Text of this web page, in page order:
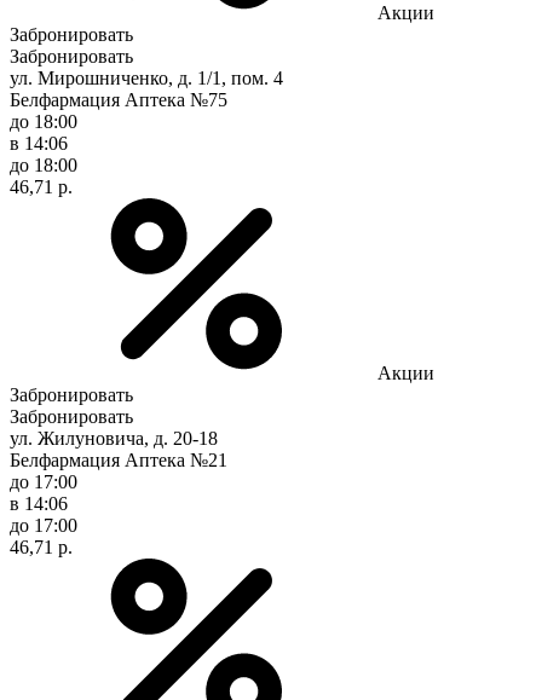
Акции
Забронировать
Забронировать
ул. Мирошниченко, д. 1/1, пом. 4
Белфармация Аптека №75
до 18:00
в 14:06
до 18:00
46,71 р.
Акции
Забронировать
Забронировать
ул. Жилуновича, д. 20-18
Белфармация Аптека №21
до 17:00
в 14:06
до 17:00
46,71 р.